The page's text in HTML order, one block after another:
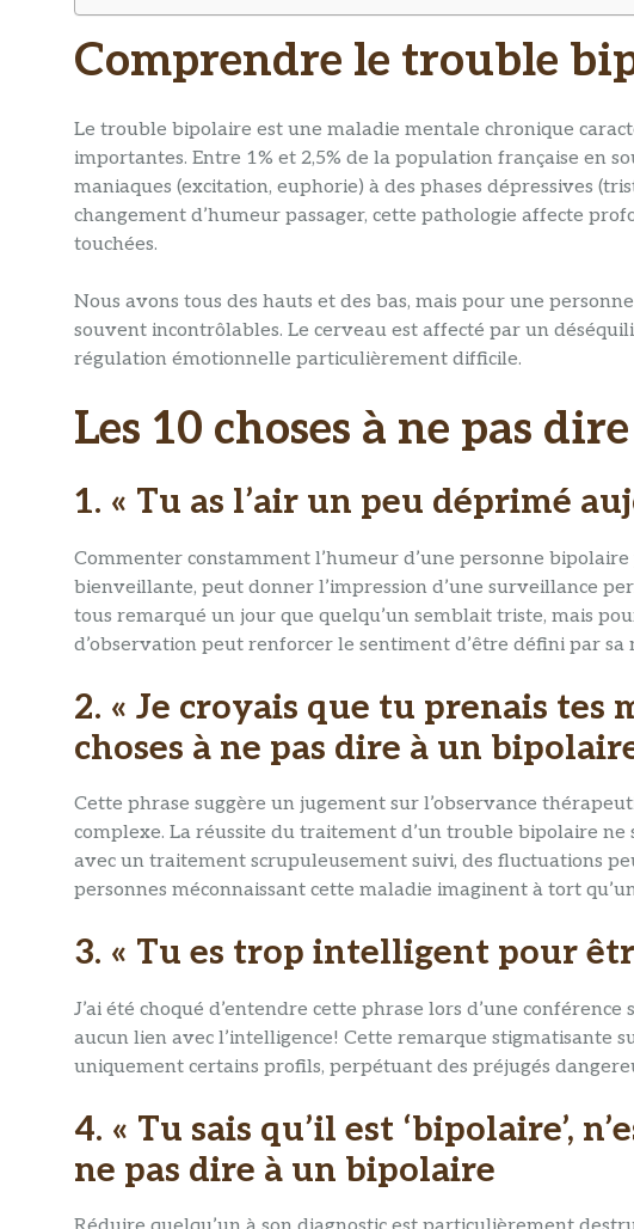
Comprendre le trouble
Le trouble bipolaire est une maladie mentale chronique
importantes. Entre 1% et 2,5% de la population française en
maniaques (excitation, euphorie) à des phases dépressives
changement d’humeur passager, cette pathologie affecte
touchées.
Nous avons tous des hauts et des bas, mais pour une
souvent incontrôlables. Le cerveau est affecté par un
régulation émotionnelle particulièrement difficile.
Les 10 choses à ne pas
1. « Tu as l’air un peu déprimé
Commenter constamment l’humeur d’une personne
bienveillante, peut donner l’impression d’une surveillance
tous remarqué un jour que quelqu’un semblait triste, mais
d’observation peut renforcer le sentiment d’être défini par sa
2. « Je croyais que tu prenais tes
choses à ne pas dire à un
Cette phrase suggère un jugement sur l’observance
complexe. La réussite du traitement d’un trouble bipolaire
avec un traitement scrupuleusement suivi, des fluctuations
personnes méconnaissant cette maladie imaginent à tort
3. « Tu es trop intelligent pour
J’ai été choqué d’entendre cette phrase lors d’une
aucun lien avec l’intelligence! Cette remarque stigmatisante
uniquement certains profils, perpétuant des préjugés
4. « Tu sais qu’il est ‘bipolaire’,
ne pas dire à un bipolaire